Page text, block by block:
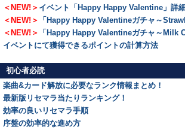
＜NEW!＞ イベント「Happy Happy Valentine」詳細
＜NEW!＞
「Happy Happy Valentineガチャ～
＜NEW!＞
「Happy Happy Valentineガチャ～Milk
イベントにて獲得できるポイントの計算方法
初心者必読
楽曲&カード解放に必要なランク情報まとめ！
最新版リセマラ当たりランキング！
効率の良いリセマラ手順
序盤の効率的な進め方